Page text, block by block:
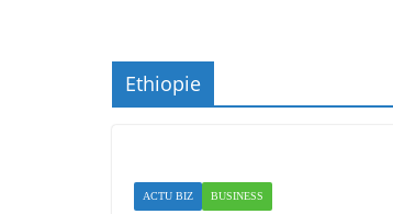
Ethiopie
ACTU BIZ BUSINESS